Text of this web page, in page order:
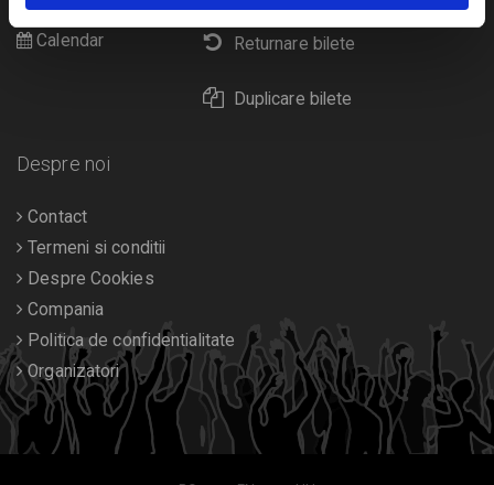
Returnare bilete
Duplicare bilete
Calendar
Despre noi
Contact
Termeni si conditii
Despre Cookies
Compania
Politica de confidentialitate
Organizatori